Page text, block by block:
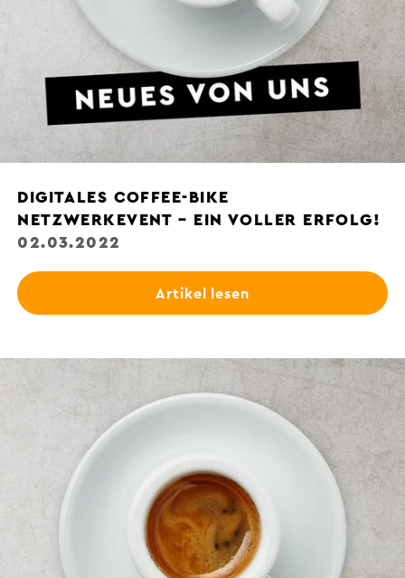
DIGITALES COFFEE-BIKE
NETZWERKEVENT – EIN VOLLER ERFOLG!
02.03.2022
Artikel lesen